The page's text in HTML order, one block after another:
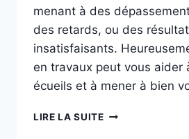
menant à des
des retards, ou des
insatisfaisants.
en travaux peut vous aider
écueils et à mener à bien
LIRE LA SUITE